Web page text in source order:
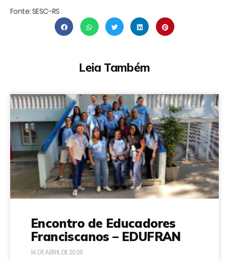
Fonte: SESC-RS
Leia Também
Encontro de Educadores
Franciscanos – EDUFRAN
14 DE ABRIL DE 2026